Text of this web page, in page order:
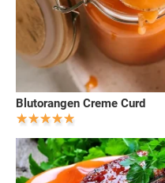
Blutorangen Creme Curd